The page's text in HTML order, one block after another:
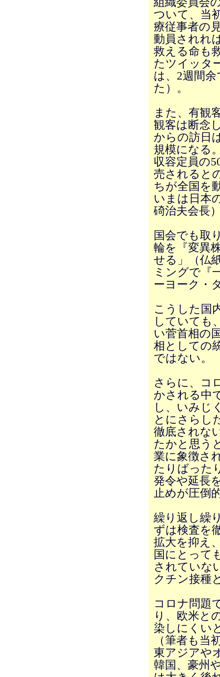
ついて、当
療従事者の
動員されれ
救える命も
たツイッタ
は、2週間
た）。
また、有観
観客は断念
からの訪日
規模になる
収容定員の
売されると
ちが全国を
いまは日本
碕治夫会長
国会でも取
輪を『変異
せる」（仏
ミングで『
ーヨーク・
こうした国
していても
い菅首相の
相としての
ではない。
さらに、コ
かされる中
し、いみじ
とにさらし
徹底されな
たかと思う
業に象徴さ
たりばった
発令や延長
止めが圧倒
繰り返し繰
ずは検査を
拡大を抑え
国にとって
されていな
クチン接種
コロナ問題
り、欧米と
染しにくい
（筆者も当
東アジアや
韓国、豪州